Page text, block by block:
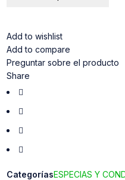
Add to wishlist
Add to compare
Preguntar sobre el producto
Share
CategoríasESPECIAS Y